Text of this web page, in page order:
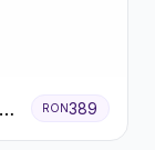
RON389